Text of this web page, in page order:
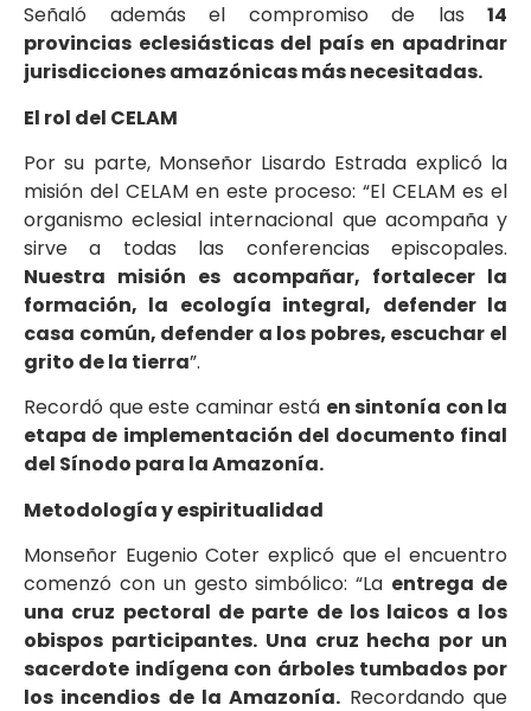
Señaló además el compromiso de las 14
provincias eclesiásticas del país en apadrinar
jurisdicciones amazónicas más necesitadas.
El rol del CELAM
Por su parte, Monseñor Lisardo Estrada explicó la
misión del CELAM en este proceso: “El CELAM es el
organismo eclesial internacional que acompaña y
sirve a todas las conferencias episcopales.
Nuestra misión es acompañar, fortalecer la
formación, la ecología integral, defender la
casa común, defender a los pobres, escuchar el
grito de la tierra”.
Recordó que este caminar está en sintonía con la
etapa de implementación del documento final
del Sínodo para la Amazonía.
Metodología y espiritualidad
Monseñor Eugenio Coter explicó que el encuentro
comenzó con un gesto simbólico: “La entrega de
una cruz pectoral de parte de los laicos a los
obispos participantes. Una cruz hecha por un
sacerdote indígena con árboles tumbados por
los incendios de la Amazonía. Recordando que